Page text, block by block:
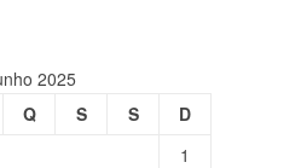
2025
Q S S
D
1